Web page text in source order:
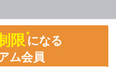
限になる
ム会員